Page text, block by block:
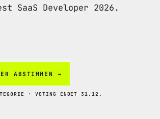
SaaS Developer 2026.
ABSTIMMEN →
· VOTING ENDET 31.12.